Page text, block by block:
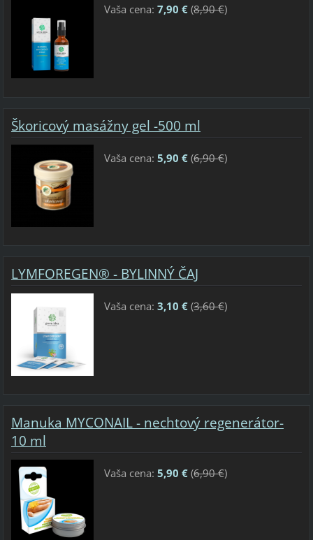
Vaša cena: 7,90 €(8,90 €)
Škoricový masážny gel -500 ml
Vaša cena: 5,90 €(6,90 €)
LYMFOREGEN® - BYLINNÝ ČAJ
Vaša cena: 3,10 €(3,60 €)
Manuka MYCONAIL - nechtový regenerátor-
10 ml
Vaša cena: 5,90 €(6,90 €)